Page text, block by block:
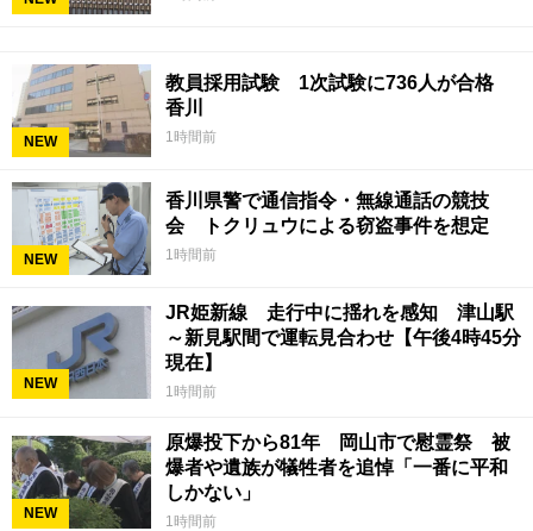
NEW
教員採用試験 1次試験に736人が合格
香川
1時間前
NEW
香川県警で通信指令・無線通話の競技
会 トクリュウによる窃盗事件を想定
1時間前
NEW
JR姫新線 走行中に揺れを感知 津山駅
～新見駅間で運転見合わせ【午後4時45分
現在】
1時間前
NEW
原爆投下から81年 岡山市で慰霊祭 被
爆者や遺族が犠牲者を追悼「一番に平和
しかない」
1時間前